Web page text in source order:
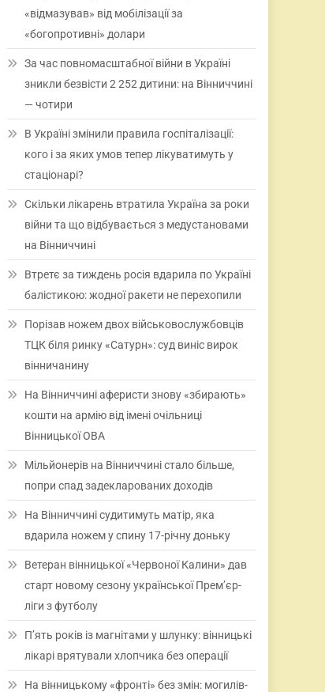
«відмазував» від мобілізації за
«богопротивні» долари
За час повномасштабної війни в Україні
зникли безвісти 2 252 дитини: на Вінниччині
— чотири
В Україні змінили правила госпіталізації:
кого і за яких умов тепер лікуватимуть у
стаціонарі?
Скільки лікарень втратила Україна за роки
війни та що відбувається з медустановами
на Вінниччині
Втретє за тиждень росія вдарила по Україні
балістикою: жодної ракети не перехопили
Порізав ножем двох військовослужбовців
ТЦК біля ринку «Сатурн»: суд виніс вирок
вінничанину
На Вінниччині аферисти знову «збирають»
кошти на армію від імені очільниці
Вінницької ОВА
Мільйонерів на Вінниччині стало більше,
попри спад задекларованих доходів
На Вінниччині судитимуть матір, яка
вдарила ножем у спину 17-річну доньку
Ветеран вінницької «Червоної Калини» дав
старт новому сезону української Прем’єр-
ліги з футболу
П’ять років із магнітами у шлунку: вінницькі
лікарі врятували хлопчика без операції
На вінницькому «фронті» без змін: могилів-